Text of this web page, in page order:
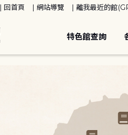
回首頁 網站導覽 離我最近的館
特色館查詢